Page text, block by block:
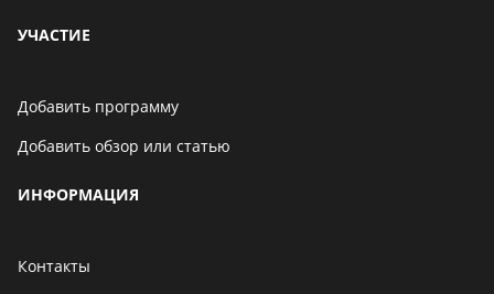
УЧАСТИЕ
Добавить программу
Добавить обзор или статью
ИНФОРМАЦИЯ
Контакты